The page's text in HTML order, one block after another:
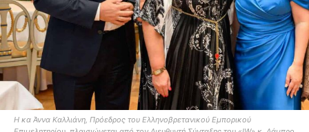
Η κα Άννα Καλλιάνη, Πρόεδρος του Ελληνοβρετανικού Εμπορικού